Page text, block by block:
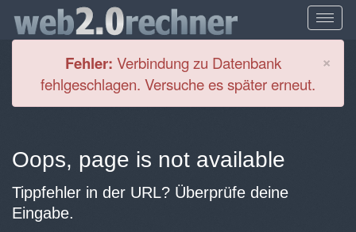
×
Fehler: Verbindung zu Datenbank
fehlgeschlagen. Versuche es später erneut.
Oops, page is not available
Tippfehler in der URL? Überprüfe deine
Eingabe.